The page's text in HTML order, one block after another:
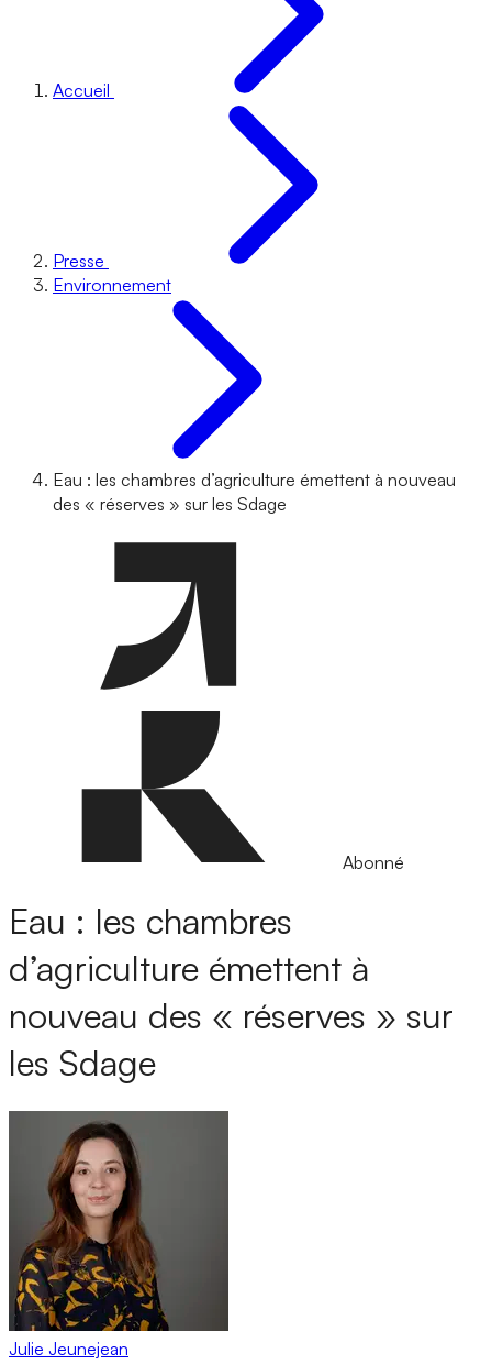
Accueil
Presse
Environnement
Eau : les chambres d’agriculture émettent à nouveau
des « réserves » sur les Sdage
Abonné
Eau : les chambres
d’agriculture émettent à
nouveau des « réserves » sur
les Sdage
Julie Jeunejean